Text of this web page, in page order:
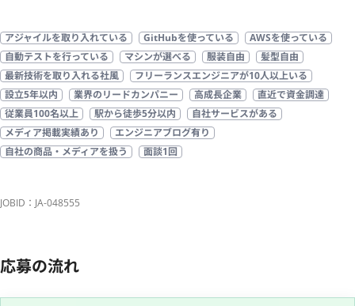
アジャイルを取り入れている GitHubを使っている
AWSを使っている
自動テストを行っている
マシンが選べる 服装自由
髪型自由
最新技術を取り入れる社風
フリーランスエンジニアが10人以上いる
設立5年以内
業界のリードカンパニー 高成長企業
直近で資金調達
従業員100名以上
駅から徒歩5分以内
自社サービスがある
メディア掲載実績あり
エンジニアブログ有り
自社の商品・メディアを扱う
面談1回
JOBID：JA-048555
応募の流れ